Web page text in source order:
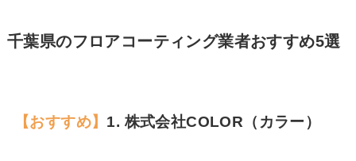
千葉県のフロアコーティング業者おすすめ5選
【おすすめ】 1. 株式会社COLOR（カラー）